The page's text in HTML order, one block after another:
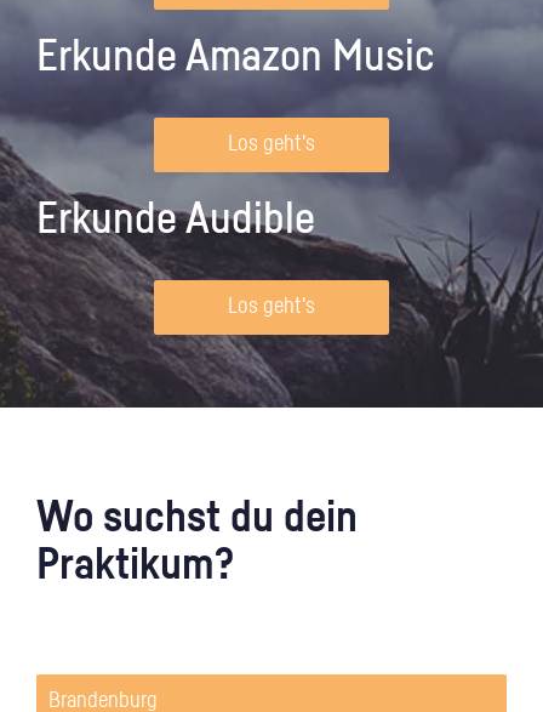
Erkunde Amazon Music
Los geht's
Erkunde Audible
Los geht's
Wo suchst du dein
Praktikum?